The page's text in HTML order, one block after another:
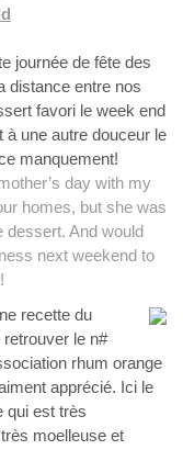
journée de fête des
distance entre nos
favori le week end
à une autre douceur le
manquement!
day with my
homes, but she was
dessert. And would
next weekend to
recette du
retrouver le n#
rhum orange
apprécié. Ici le
qui est très
moelleuse et